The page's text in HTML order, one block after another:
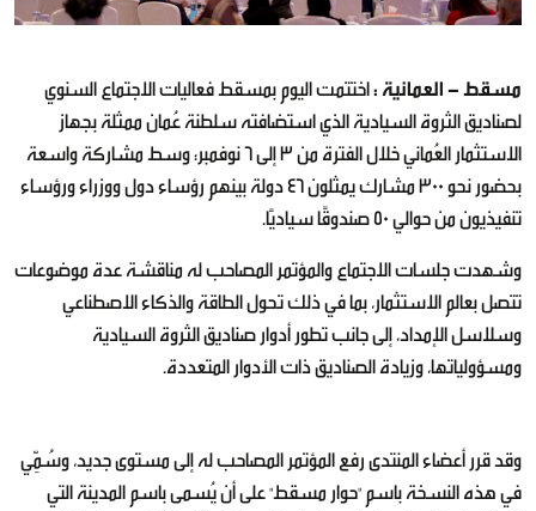
مسقط - العمانية :اختتمت اليوم بمسقط فعاليات الاجتماع السنوي
لصناديق الثروة السيادية الذي استضافته سلطنة عُمان ممثلة بجهاز
الاستثمار العُماني خلال الفترة من 3 إلى 6 نوفمبر؛ وسط مشاركة واسعة
بحضور نحو 300 مشارك يمثلون 46 دولة بينهم رؤساء دول ووزراء ورؤساء
تنفيذيون من حوالي 50 صندوقًا سياديًا.
وشهدت جلسات الاجتماع والمؤتمر المصاحب له مناقشة عدة موضوعات
تتصل بعالم الاستثمار، بما في ذلك تحول الطاقة والذكاء الاصطناعي
وسلاسل الإمداد، إلى جانب تطور أدوار صناديق الثروة السيادية
ومسؤولياتها، وزيادة الصناديق ذات الأدوار المتعددة.
وقد قرر أعضاء المنتدى رفع المؤتمر المصاحب له إلى مستوى جديد، وسُمِّي
في هذه النسخة باسم "حوار مسقط" على أن يُسمى باسم المدينة التي